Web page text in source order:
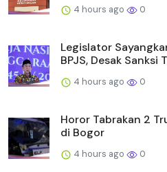
4 hours ago 0
Legislator
BPJS, Desak Sanksi
4 hours ago 0
Horor Tabrakan 2
di Bogor
4 hours ago 0